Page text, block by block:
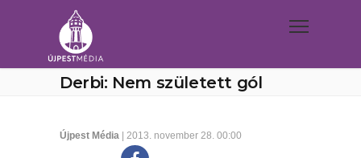
Derbi: Nem született gól
Újpest Média | 2013. november 28. 00:00